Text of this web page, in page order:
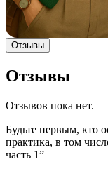
Отзывы
Отзывы
Отзывов пока нет.
Будьте первым, кто
практика, в том
часть 1”